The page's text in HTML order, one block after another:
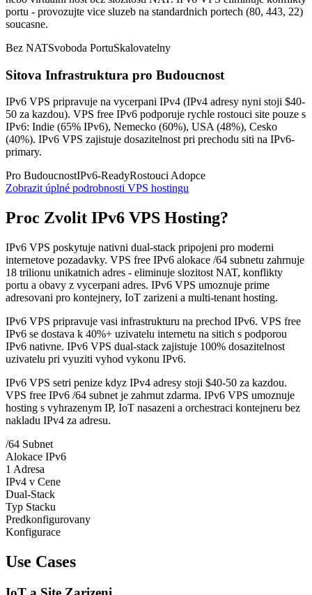
portu - provozujte vice sluzeb na standardnich portech (80, 443, 22)
soucasne.
Bez NATSvoboda PortuSkalovatelny
Sitova Infrastruktura pro Budoucnost
IPv6 VPS pripravuje na vycerpani IPv4 (IPv4 adresy nyni stoji $40-
50 za kazdou). VPS free IPv6 podporuje rychle rostouci site pouze s
IPv6: Indie (65% IPv6), Nemecko (60%), USA (48%), Cesko
(40%). IPv6 VPS zajistuje dosazitelnost pri prechodu siti na IPv6-
primary.
Pro BudoucnostIPv6-ReadyRostouci Adopce
Zobrazit úplné podrobnosti VPS hostingu
Proc Zvolit IPv6 VPS Hosting?
IPv6 VPS poskytuje nativni dual-stack pripojeni pro moderni
internetove pozadavky. VPS free IPv6 alokace /64 subnetu zahrnuje
18 trilionu unikatnich adres - eliminuje slozitost NAT, konflikty
portu a obavy z vycerpani adres. IPv6 VPS umoznuje prime
adresovani pro kontejnery, IoT zarizeni a multi-tenant hosting.
IPv6 VPS pripravuje vasi infrastrukturu na prechod IPv6. VPS free
IPv6 se dostava k 40%+ uzivatelu internetu na sitich s podporou
IPv6 nativne. IPv6 VPS dual-stack zajistuje 100% dosazitelnost
uzivatelu pri vyuziti vyhod vykonu IPv6.
IPv6 VPS setri penize kdyz IPv4 adresy stoji $40-50 za kazdou.
VPS free IPv6 /64 subnet je zahrnut zdarma. IPv6 VPS umoznuje
hosting s vyhrazenym IP, IoT nasazeni a orchestraci kontejneru bez
nakladu IPv4 za adresu.
/64 Subnet
Alokace IPv6
1 Adresa
IPv4 v Cene
Dual-Stack
Typ Stacku
Predkonfigurovany
Konfigurace
Use Cases